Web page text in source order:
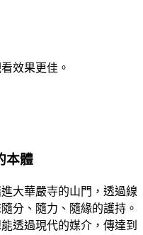
效果更佳。
本體
大華嚴寺的山門，透過線
分、隨力、隨緣的護持。
透過現代的媒介，傳達到